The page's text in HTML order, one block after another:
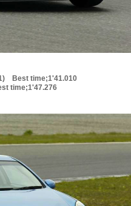
Best time;1'41.010
time;1'47.276